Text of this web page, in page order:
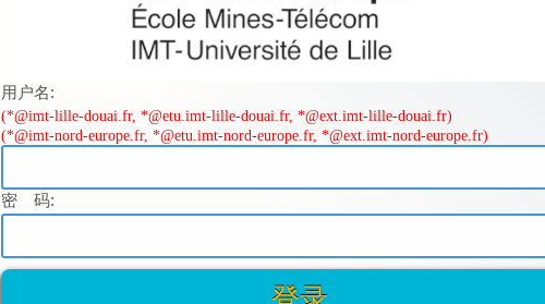
用户名:
(*@imt-lille-douai.fr, *@etu.imt-lille-douai.fr, *@ext.imt-lille-douai.fr)
(*@imt-nord-europe.fr, *@etu.imt-nord-europe.fr, *@ext.imt-nord-europe.fr)
密 码: